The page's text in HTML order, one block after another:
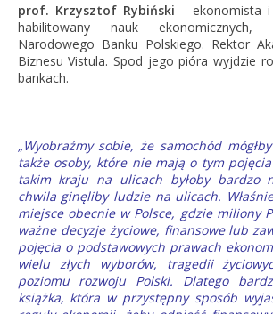
prof. Krzysztof Rybiński - ekonomista
habilitowany nauk ekonomicznych,
Narodowego Banku Polskiego. Rektor
Biznesu Vistula. Spod jego pióra wyjdzie
bankach.
„Wyobraźmy sobie, że samochód
także osoby, które nie mają o tym
takim kraju na ulicach byłoby bardzo
chwila ginęliby ludzie na ulicach.
miejsce obecnie w Polsce, gdzie miliony
ważne decyzje życiowe, finansowe lub
pojęcia o podstawowych prawach
wielu złych wyborów, tragedii
poziomu rozwoju Polski. Dlatego
książka, która w przystępny sposób